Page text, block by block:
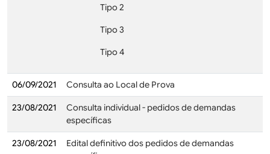
Tipo 2
Tipo 3
Tipo 4
06/09/2021 Consulta ao Local de Prova
23/08/2021
Consulta individual - pedidos de demandas
específicas
23/08/2021
Edital definitivo dos pedidos de demandas